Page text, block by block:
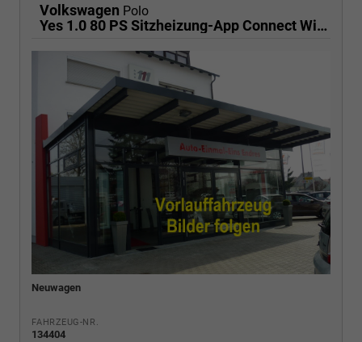
Volkswagen Polo
Yes 1.0 80 PS Sitzheizung-App Connect Wireless-Einparkhilfe-Klima-Sofort
Neuwagen
FAHRZEUG-NR.
134404